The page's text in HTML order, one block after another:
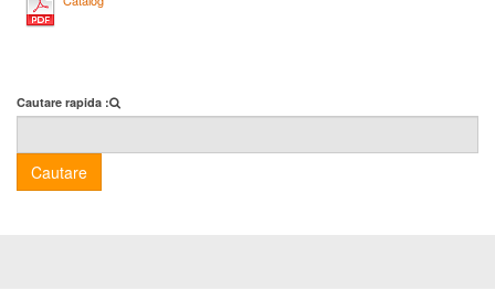
Cautare rapida :
Cautare